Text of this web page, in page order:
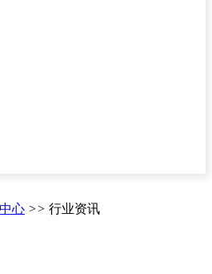
心 >> 行业资讯